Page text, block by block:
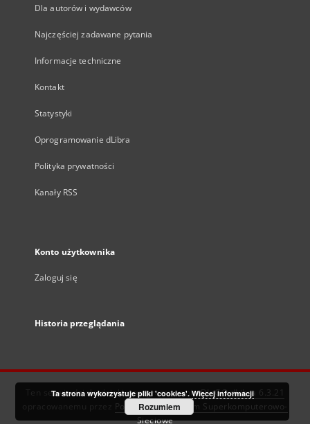
Dla autorów i wydawców
Najczęściej zadawane pytania
Informacje techniczne
Kontakt
Statystyki
Oprogramowanie dLibra
Polityka prywatności
Kanały RSS
Konto użytkownika
Zaloguj się
Historia przeglądania
Ten serwis działa dzięki oprogramowaniuDInGO dLibra 6.3.21
Poznańskie Centrum Superkomputerowo-
Sieciowe
Ta strona wykorzystuje pliki 'cookies'. Więcej informacji
Rozumiem